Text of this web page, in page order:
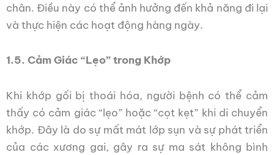
chân. Điều này có thể ảnh hưởng đến khả năng đi lại
và thực hiện các hoạt động hàng ngày.
1.5. Cảm Giác “Lẹo” trong Khớp
Khi khớp gối bị thoái hóa, người bệnh có thể cảm
thấy có cảm giác “lẹo” hoặc “cọt kẹt” khi di chuyển
khớp. Đây là do sự mất mát lớp sụn và sự phát triển
của các xương gai, gây ra sự ma sát không bình